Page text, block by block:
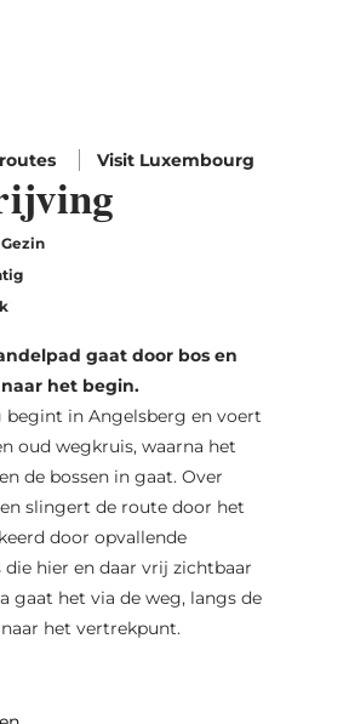
Visit Luxembourg
gaat door bos en
het begin.
begint in Angelsberg en voert
oud wegkruis, waarna het
de bossen in gaat. Over
slingert de route door het
door opvallende
hier en daar vrij zichtbaar
gaat het via de weg, langs de
het vertrekpunt.